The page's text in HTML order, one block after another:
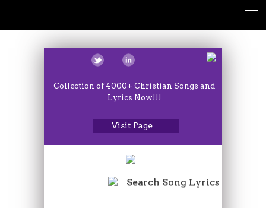
Collection of 4000+ Christian Songs and
Lyrics Now!!!
Visit Page
Search Song Lyrics